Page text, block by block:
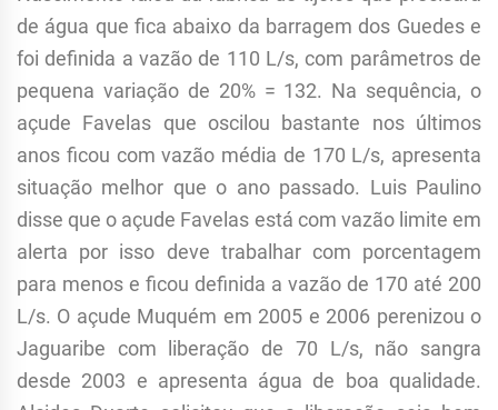
de água que fica abaixo da barragem dos Guedes e
foi definida a vazão de 110 L/s, com parâmetros de
pequena variação de 20% = 132. Na sequência, o
açude Favelas que oscilou bastante nos últimos
anos ficou com vazão média de 170 L/s, apresenta
situação melhor que o ano passado. Luis Paulino
disse que o açude Favelas está com vazão limite em
alerta por isso deve trabalhar com porcentagem
para menos e ficou definida a vazão de 170 até 200
L/s. O açude Muquém em 2005 e 2006 perenizou o
Jaguaribe com liberação de 70 L/s, não sangra
desde 2003 e apresenta água de boa qualidade.